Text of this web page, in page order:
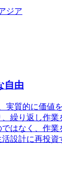
ジア
自由
実質的に価値
繰り返し作
はなく、作
設計に再投資